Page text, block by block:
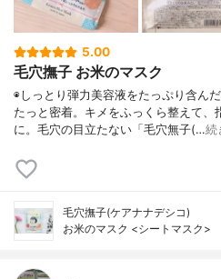
5.00
毛穴撫子 お米のマスク
◉しっとり弾力美容液をたっぷり含ん
たっと密着。キメをふっくら整えて
に。毛穴の目立たない「毛穴無子(…続
毛穴撫子(ケアナナデシコ)
お米のマスク <シートマスク>